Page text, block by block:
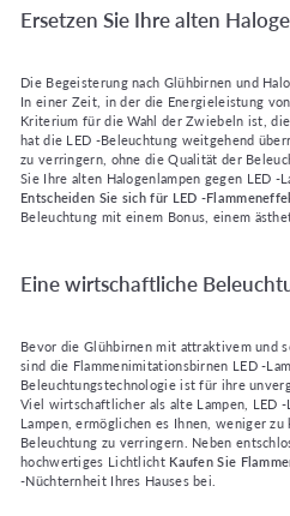
Ersetzen Sie Ihre alten
Die Begeisterung nach Glühbirnen und
In einer Zeit, in der die Energieleistung
Kriterium für die Wahl der Zwiebeln ist,
hat die LED -Beleuchtung weitgehend
zu verringern, ohne die Qualität der
Sie Ihre alten Halogenlampen gegen LED -
Entscheiden Sie sich für LED -
Beleuchtung mit einem Bonus, einem
Eine wirtschaftliche
Bevor die Glühbirnen mit attraktivem und
sind die Flammenimitationsbirnen LED -
Beleuchtungstechnologie ist für ihre
Viel wirtschaftlicher als alte Lampen, LED -
Lampen, ermöglichen es Ihnen, weniger
Beleuchtung zu verringern. Neben
hochwertiges LichtlichtKaufen Sie
-Nüchternheit Ihres Hauses bei.